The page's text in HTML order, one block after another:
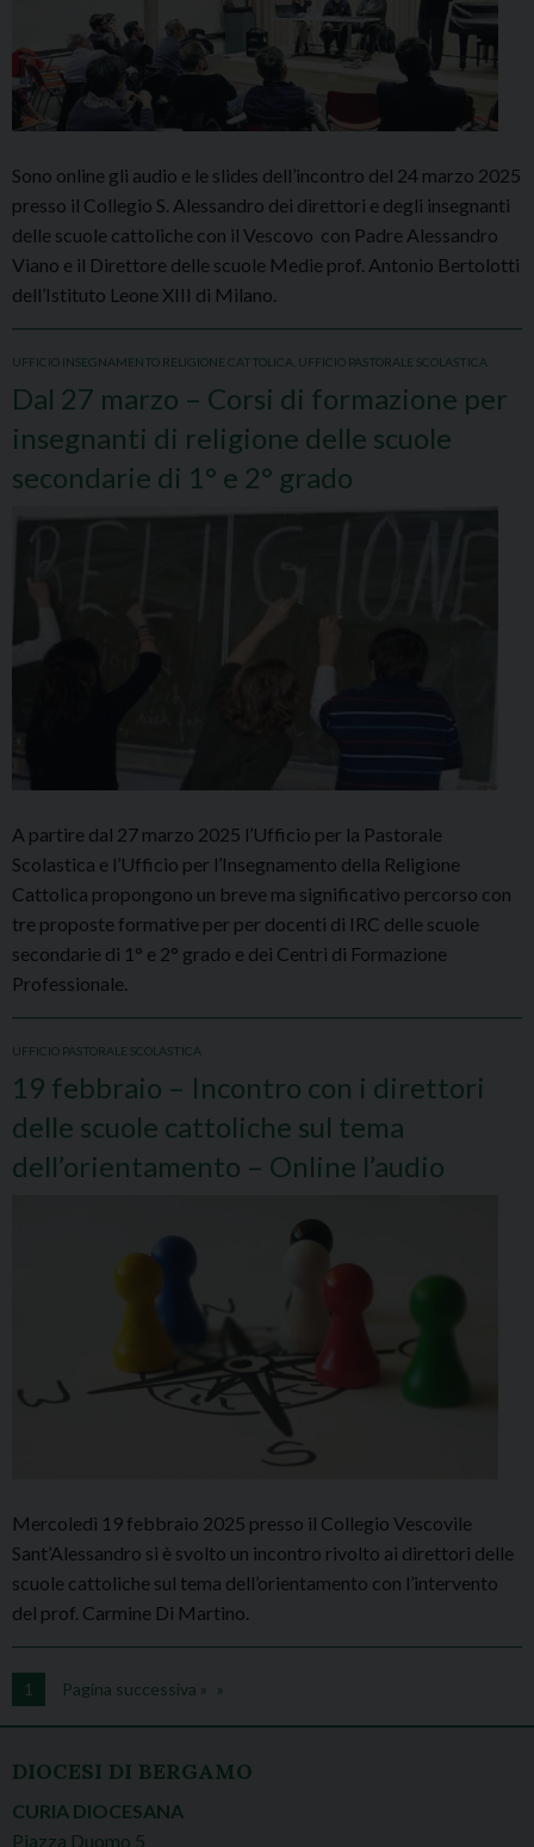
Sono online gli audio e le slides dell’incontro del 24 marzo 2025
presso il Collegio S. Alessandro dei direttori e degli insegnanti
delle scuole cattoliche con il Vescovo con Padre Alessandro
Viano e il Direttore delle scuole Medie prof. Antonio Bertolotti
dell’Istituto Leone XIII di Milano.
UFFICIO INSEGNAMENTO RELIGIONE CATTOLICA UFFICIO PASTORALE SCOLASTICA
Dal 27 marzo – Corsi di formazione per
insegnanti di religione delle scuole
secondarie di 1° e 2° grado
A partire dal 27 marzo 2025 l’Ufficio per la Pastorale
Scolastica e l’Ufficio per l’Insegnamento della Religione
Cattolica propongono un breve ma significativo percorso con
tre proposte formative per per docenti di IRC delle scuole
secondarie di 1° e 2° grado e dei Centri di Formazione
Professionale.
UFFICIO PASTORALE SCOLASTICA
19 febbraio – Incontro con i direttori
delle scuole cattoliche sul tema
dell’orientamento – Online l’audio
Mercoledì 19 febbraio 2025 presso il Collegio Vescovile
Sant’Alessandro si è svolto un incontro rivolto ai direttori delle
scuole cattoliche sul tema dell’orientamento con l’intervento
del prof. Carmine Di Martino.
1 Pagina successiva »
DIOCESI DI BERGAMO
CURIA DIOCESANA
Piazza Duomo 5